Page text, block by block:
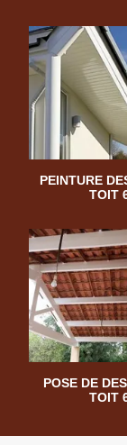
PEINTURE
TOIT
POSE DE
TOIT